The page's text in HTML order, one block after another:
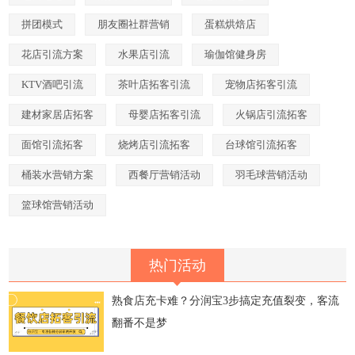
拼团模式 朋友圈社群营销 蛋糕烘焙店
花店引流方案 水果店引流 瑜伽馆健身房
KTV酒吧引流 茶叶店拓客引流 宠物店拓客引流
建材家居店拓客 母婴店拓客引流 火锅店引流拓客
面馆引流拓客 烧烤店引流拓客 台球馆引流拓客
桶装水营销方案 西餐厅营销活动 羽毛球营销活动
篮球馆营销活动
热门活动
熟食店充卡难？分润宝3步搞定充值裂变，客流
翻番不是梦